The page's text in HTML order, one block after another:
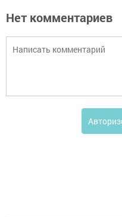
Нет комментариев